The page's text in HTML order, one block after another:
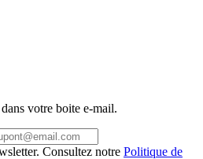
votre boite e-mail.
Consultez notre Politique de